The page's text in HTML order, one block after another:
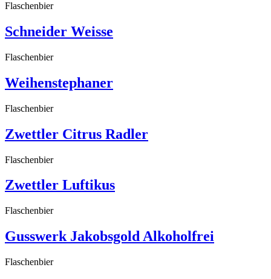
Flaschenbier
Schneider Weisse
Flaschenbier
Weihenstephaner
Flaschenbier
Zwettler Citrus Radler
Flaschenbier
Zwettler Luftikus
Flaschenbier
Gusswerk Jakobsgold Alkoholfrei
Flaschenbier